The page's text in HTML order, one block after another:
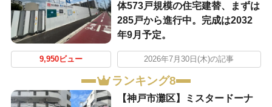
体573戸規模の住宅建替、まずは
285戸から進行中。完成は2032
年9月予定。
9,950ビュー 2026年7月30日(木)の記事
ランキング8
【神戸市灘区】ミスタードーナ